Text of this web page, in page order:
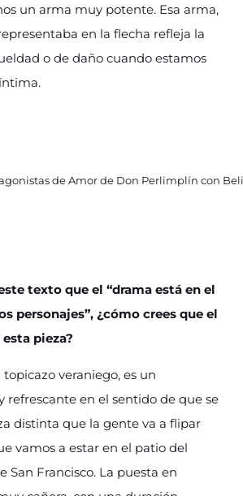
un arma muy potente. Esa arma,
en la flecha refleja la
o de daño cuando estamos
de Amor de Don Perlimplín con
texto que el “drama está en el
personajes”, ¿cómo crees que el
pieza?
veraniego, es un
refrescante en el sentido de que se
distinta que la gente va a flipar
vamos a estar en el patio del
San Francisco. La puesta en